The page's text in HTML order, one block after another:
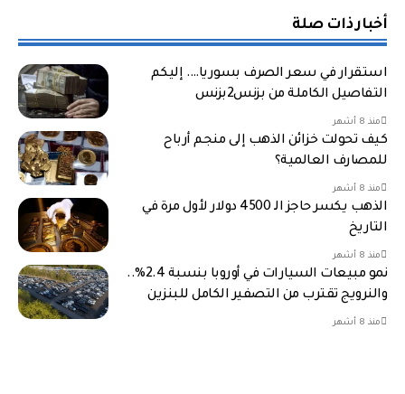
أخبار ذات صلة
استقرار في سعر الصرف بسوريا…. إليكم
التفاصيل الكاملة من بزنس2بزنس
منذ 8 أشهر
كيف تحولت خزائن الذهب إلى منجم أرباح
للمصارف العالمية؟
منذ 8 أشهر
الذهب يكسر حاجز الـ 4500 دولار لأول مرة في
التاريخ
منذ 8 أشهر
نمو مبيعات السيارات في أوروبا بنسبة 2.4%..
والنرويج تقترب من التصفير الكامل للبنزين
منذ 8 أشهر